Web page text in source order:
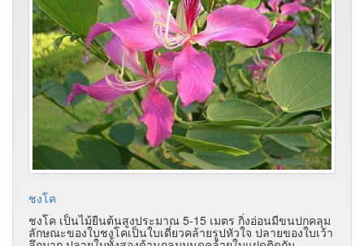
ชงโค
ชงโค เป็นไม้ยืนต้นสูงประมาณ 5-15 เมตร กิ่งอ่อนมีขนปกคลุม
ลักษณะของใบชงโคเป็นใบเดี่ยวคล้ายรูปหัวใจ ปลายของใบเว้า